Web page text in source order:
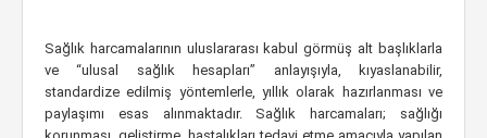
Sağlık harcamalarının uluslararası kabul görmüş alt başlıklarla
ve “ulusal sağlık hesapları” anlayışıyla, kıyaslanabilir,
standardize edilmiş yöntemlerle, yıllık olarak hazırlanması ve
paylaşımı esas alınmaktadır. Sağlık harcamaları; sağlığı